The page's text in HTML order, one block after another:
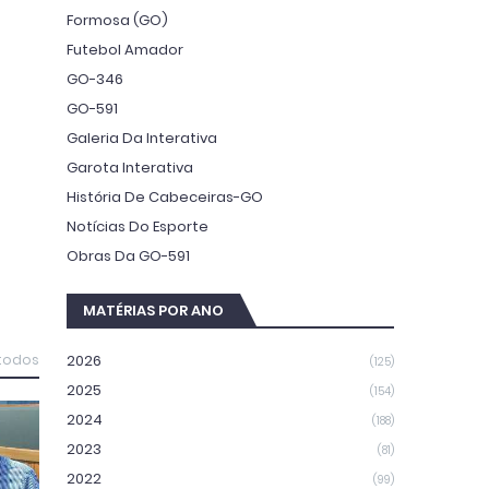
Formosa (GO)
Futebol Amador
GO-346
GO-591
Galeria Da Interativa
Garota Interativa
História De Cabeceiras-GO
Notícias Do Esporte
Obras Da GO-591
MATÉRIAS POR ANO
2026 (125)
2025 (154)
2024 (188)
2023 (81)
2022 (99)